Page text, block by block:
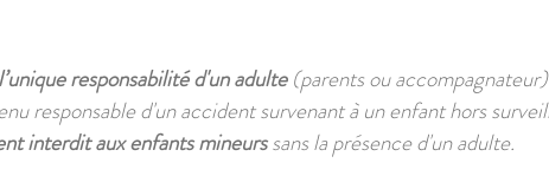
responsabilité d'un adulte(parents ou
responsable d'un accident survenant à un enfant hors
interdit aux enfants mineurssans la présence d'un adulte.